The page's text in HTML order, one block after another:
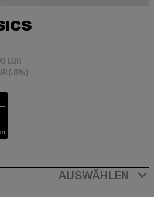
EUR
EURAktionspreis: 59,99 EUR
(-8%)
AUSWÄHLEN